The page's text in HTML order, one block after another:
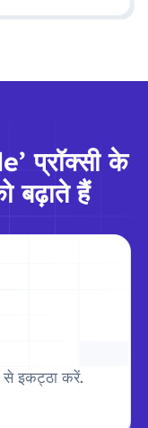
प्रॉक्सी के
बढ़ाते हैं
इकट्ठा करें.